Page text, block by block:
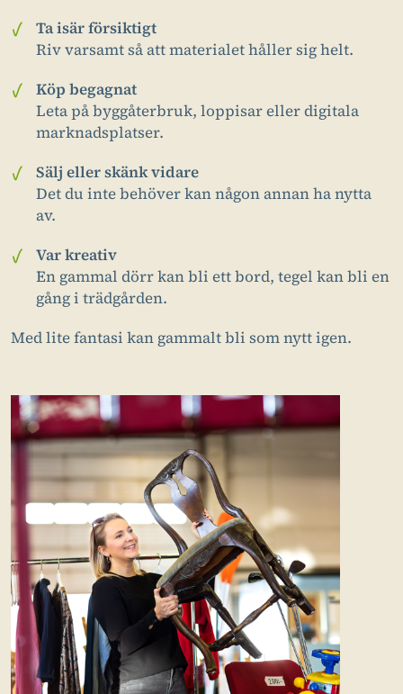
Ta isär försiktigt
Riv varsamt så att materialet håller sig helt.
Köp begagnat
Leta på byggåterbruk, loppisar eller digitala
marknadsplatser.
Sälj eller skänk vidare
Det du inte behöver kan någon annan ha nytta
av.
Var kreativ
En gammal dörr kan bli ett bord, tegel kan bli en
gång i trädgården.
Med lite fantasi kan gammalt bli som nytt igen.